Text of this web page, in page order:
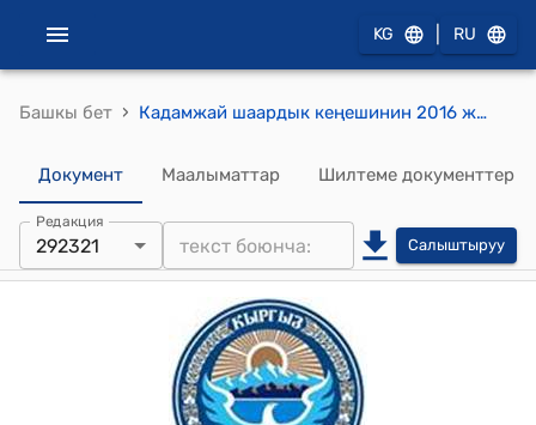
KG RU
Башкы бет › Кадамжай шаардык кеңешинин 2016 жылдын 27 июнундагы №53/2 "Кадамжай шаардык кеңешинин туруктуу комиссияларынын кошмо жыйынында айтылган сунуштарын кароо жөнүндө" токтому
Документ Маалыматтар Шилтеме документтер
Редакция
292321 Салыштыруу